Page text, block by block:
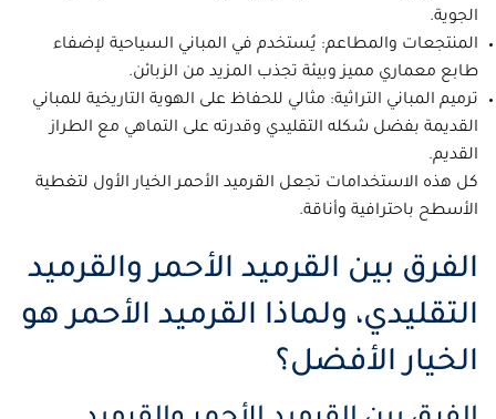
الجوية.
المنتجعات والمطاعم: يُستخدم في المباني السياحية لإضفاء
طابع معماري مميز وبيئة تجذب المزيد من الزبائن.
ترميم المباني التراثية: مثالي للحفاظ على الهوية التاريخية للمباني
القديمة بفضل شكله التقليدي وقدرته على التماهي مع الطراز
القديم.
كل هذه الاستخدامات تجعل القرميد الأحمر الخيار الأول لتغطية
الأسطح باحترافية وأناقة.
الفرق بين القرميد الأحمر والقرميد
التقليدي، ولماذا القرميد الأحمر هو
الخيار الأفضل؟